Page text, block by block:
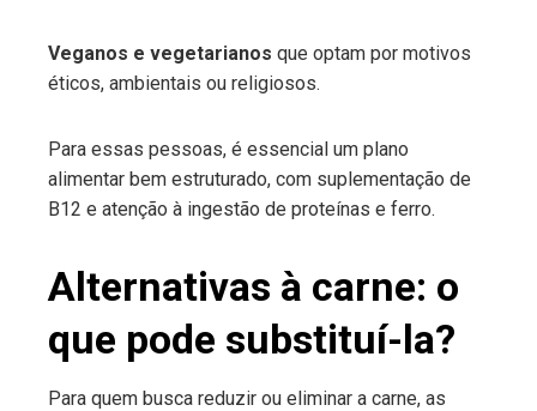
Veganos e vegetarianos que optam por motivos
éticos, ambientais ou religiosos.
Para essas pessoas, é essencial um plano
alimentar bem estruturado, com suplementação de
B12 e atenção à ingestão de proteínas e ferro.
Alternativas à carne: o
que pode substituí-la?
Para quem busca reduzir ou eliminar a carne, as